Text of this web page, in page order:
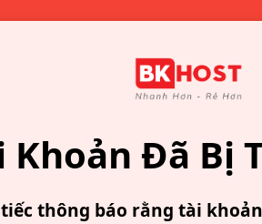
Khoản Đã Bị
thông báo rằng tài